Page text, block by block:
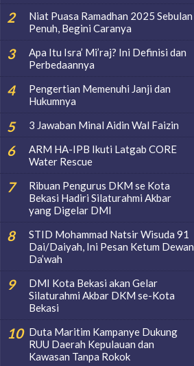
Niat Puasa Ramadhan 2025 Sebulan
Penuh, Begini Caranya
Apa Itu Isra’ Mi’raj? Ini Definisi dan
Perbedaannya
Pengertian Memenuhi Janji dan
Hukumnya
3 Jawaban Minal Aidin Wal Faizin
ARM HA-IPB Ikuti Latgab CORE
Water Rescue
Ribuan Pengurus DKM se Kota
Bekasi Hadiri Silaturahmi Akbar
yang Digelar DMI
STID Mohammad Natsir Wisuda 91
Dai/Daiyah, Ini Pesan Ketum Dewan
Da’wah
DMI Kota Bekasi akan Gelar
Silaturahmi Akbar DKM se-Kota
Bekasi
Duta Maritim Kampanye Dukung
RUU Daerah Kepulauan dan
Kawasan Tanpa Rokok